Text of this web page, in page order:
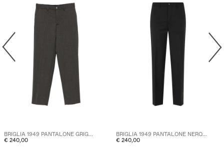
BRIGLIA 1949 PANTALONE GRIG...
€ 240,00
BRIGLIA 1949 PANTALONE NERO...
€ 240,00